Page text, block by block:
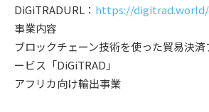
DiGiTRADURL： https://
事業内容
ブロックチェーン技術を使った貿易決
ービス「DiGiTRAD」
アフリカ向け輸出事業